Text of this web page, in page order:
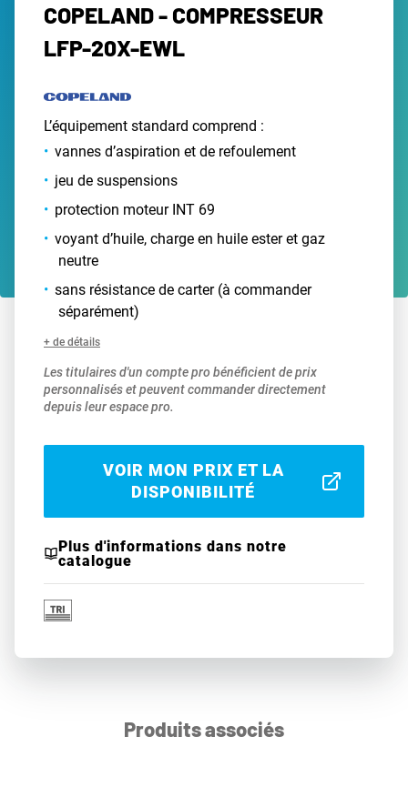
COPELAND - COMPRESSEUR
LFP-20X-EWL
L’équipement standard comprend :
vannes d’aspiration et de refoulement
jeu de suspensions
protection moteur INT 69
voyant d’huile, charge en huile ester et gaz
neutre
sans résistance de carter (à commander
séparément)
+ de détails
Les titulaires d'un compte pro bénéficient de prix
personnalisés et peuvent commander directement
depuis leur espace pro.
VOIR MON PRIX ET LA
DISPONIBILITÉ
Plus d'informations dans notre
catalogue
Produits associés